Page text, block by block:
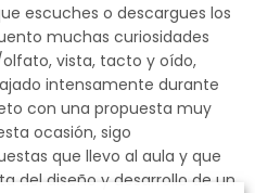
escuches o descargues los
muchas curiosidades
vista, tacto y oído,
intensamente durante
con una propuesta muy
ocasión, sigo
que llevo al aula y que
del diseño y desarrollo de un